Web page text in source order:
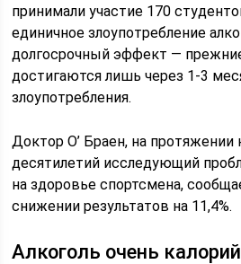
принимали участие 170
единичное злоупотребление
долгосрочный эффект —
достигаются лишь через 1-3
злоупотребления.
Доктор О’ Браен, на протяжении
десятилетий исследующий
на здоровье спортсмена,
снижении результатов на 11,4%.
Алкоголь очень